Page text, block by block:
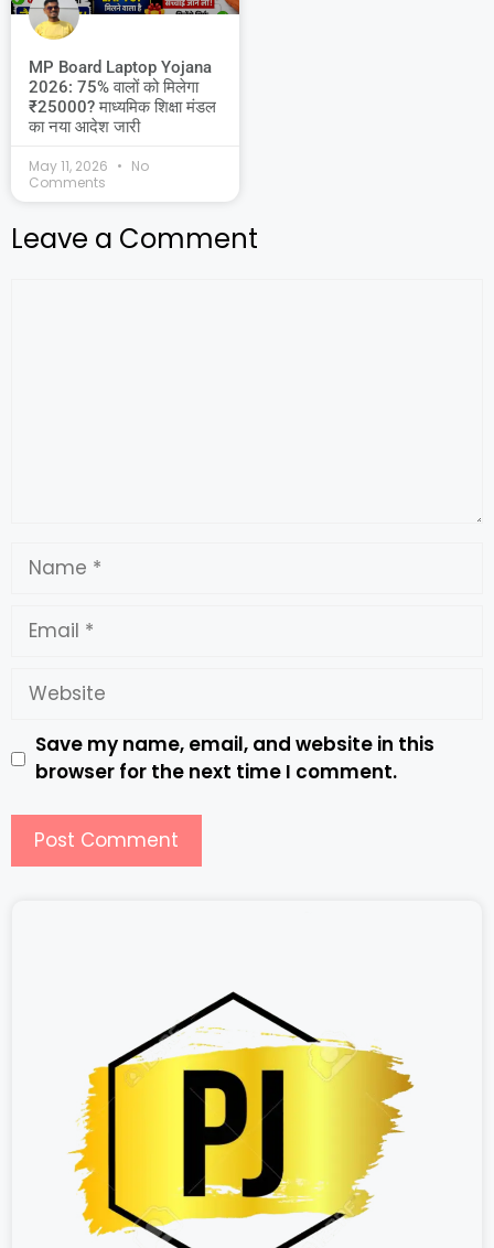
MP Board Laptop Yojana
2026: 75% वालों को मिलेगा
₹25000? माध्यमिक शिक्षा मंडल
का नया आदेश जारी
May 11, 2026
No
Comments
Leave a Comment
Save my name, email, and website in this
browser for the next time I comment.